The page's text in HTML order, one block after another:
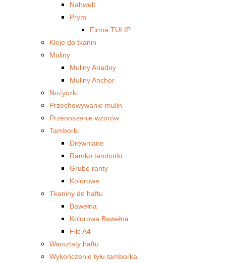
Nahwelt
Prym
Firma TULIP
Kleje do tkanin
Muliny
Muliny Ariadny
Muliny Anchor
Nożyczki
Przechowywanie mulin
Przenoszenie wzorów
Tamborki
Drewniane
Ramko tamborki
Grube ranty
Kolorowe
Tkaniny do haftu
Bawełna
Kolorowa Bawełna
Filc A4
Warsztaty haftu
Wykończenie tyłu tamborka